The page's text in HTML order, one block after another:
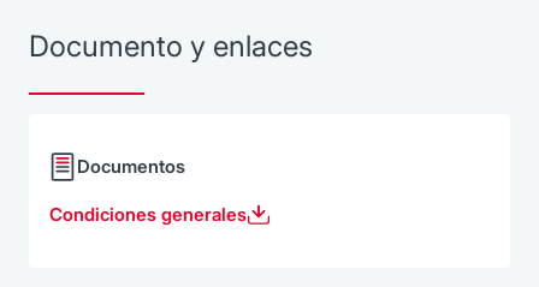
Documento y enlaces
Documentos
Condiciones generales